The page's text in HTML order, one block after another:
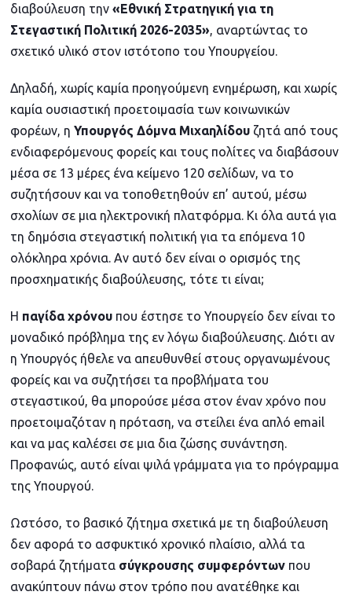
διαβούλευση την«Εθνική Στρατηγική για τη
Στεγαστική Πολιτική 2026-2035» , αναρτώντας το
σχετικό υλικό στον ιστότοπο του Υπουργείου.
Δηλαδή, χωρίς καμία προηγούμενη ενημέρωση, και χωρίς
καμία ουσιαστική προετοιμασία των κοινωνικών
φορέων, ηΥπουργός Δόμνα Μιχαηλίδου ζητά από τους
ενδιαφερόμενους φορείς και τους πολίτες να διαβάσουν
μέσα σε 13 μέρες ένα κείμενο 120 σελίδων, να το
συζητήσουν και να τοποθετηθούν επ’ αυτού, μέσω
σχολίων σε μια ηλεκτρονική πλατφόρμα. Κι όλα αυτά για
τη δημόσια στεγαστική πολιτική για τα επόμενα 10
ολόκληρα χρόνια. Αν αυτό δεν είναι ο ορισμός της
προσχηματικής διαβούλευσης, τότε τι είναι;
Η παγίδα χρόνου που έστησε το Υπουργείο δεν είναι το
μοναδικό πρόβλημα της εν λόγω διαβούλευσης. Διότι αν
η Υπουργός ήθελε να απευθυνθεί στους οργανωμένους
φορείς και να συζητήσει τα προβλήματα του
στεγαστικού, θα μπορούσε μέσα στον έναν χρόνο που
προετοιμαζόταν η πρόταση, να στείλει ένα απλό email
και να μας καλέσει σε μια δια ζώσης συνάντηση.
Προφανώς, αυτό είναι ψιλά γράμματα για το πρόγραμμα
της Υπουργού.
Ωστόσο, το βασικό ζήτημα σχετικά με τη διαβούλευση
δεν αφορά το ασφυκτικό χρονικό πλαίσιο, αλλά τα
σοβαρά ζητήματα σύγκρουσης συμφερόντων που
ανακύπτουν πάνω στον τρόπο που ανατέθηκε και